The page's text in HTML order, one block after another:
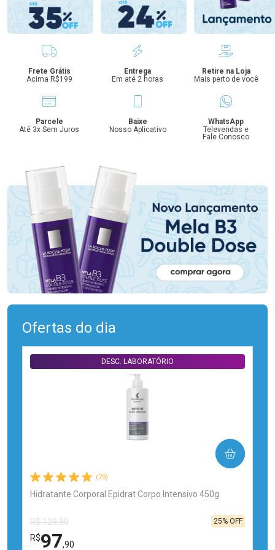
Benefícios
Frete Grátis
Acima R$199
Entrega
Em até 2 horas
Retire na Loja
Mais perto de você
Parcele
Até 3x Sem Juros
Baixe
Nosso Aplicativo
WhatsApp
Televendas e
Fale Conosco
Ofertas do dia
(79)
Hidratante Corporal Epidrat Corpo Intensivo 450g
DESC. LABORATÓRIO
R$ 129,90
R$97,90
25% OFF
COMPRAR